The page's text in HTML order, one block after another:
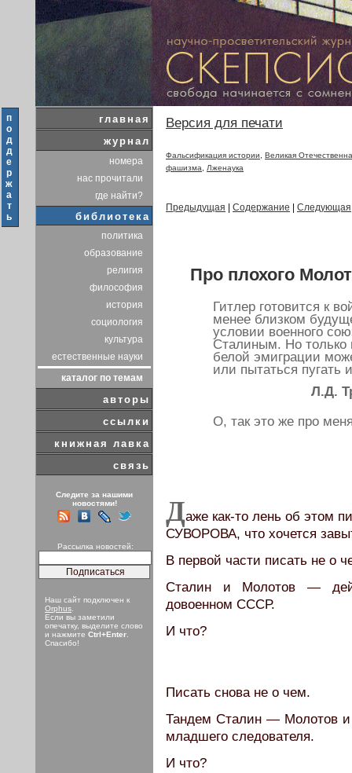
п
о
д
д
е
р
ж
а
т
ь
главная
журнал
номера
нас прочитали
где найти?
библиотека
политика
образование
религия
философия
история
социология
культура
естественные науки
каталог по темам
авторы
ссылки
книжная лавка
связь
Следите за нашими
новостями!
Рассылка новостей:
Наш сайт подключен к
Orphus
Если вы заметили
опечатку, выделите слово
и нажмите Ctrl+Enter
Спасибо!
Версия для печати
Фальсификация истории
Великая
фашизма
Лженаука
Предыдущая Содержание Следующая
Про плохого
Гитлер готовится к
менее близком
условии военного
Сталиным. Но только
белой эмиграции
или пытаться пугать
Л.Д.
О, так это же про
Даже как-то лень об этом
СУВОРОВА, что хочется
В первой части писать не о
Сталин и Молотов —
довоенном СССР.
И что?
Писать снова не о чем.
Тандем Сталин — Молотов и
младшего следователя.
И что?